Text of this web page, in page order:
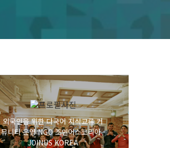
외국인을 위한 다국어 지식교류 커
뮤니티 운영 NGO 조인어스코리아 -
JOINUS KOREA